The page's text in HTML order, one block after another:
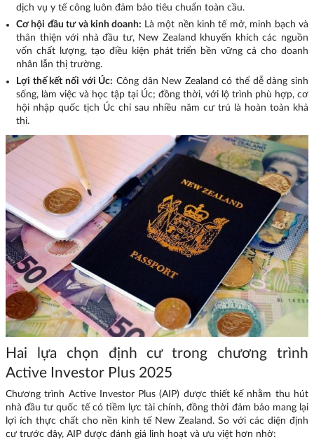
dịch vụ y tế công luôn đảm bảo tiêu chuẩn toàn cầu.
Cơ hội đầu tư và kinh doanh: Là một nền kinh tế mở, minh bạch và
thân thiện với nhà đầu tư, New Zealand khuyến khích các nguồn
vốn chất lượng, tạo điều kiện phát triển bền vững cả cho doanh
nhân lẫn thị trường.
Lợi thế kết nối với Úc: Công dân New Zealand có thể dễ dàng sinh
sống, làm việc và học tập tại Úc; đồng thời, với lộ trình phù hợp, cơ
hội nhập quốc tịch Úc chỉ sau nhiều năm cư trú là hoàn toàn khả
thi.
Hai lựa chọn định cư trong chương trình
Active Investor Plus 2025
Chương trình Active Investor Plus (AIP) được thiết kế nhằm thu hút
nhà đầu tư quốc tế có tiềm lực tài chính, đồng thời đảm bảo mang lại
lợi ích thực chất cho nền kinh tế New Zealand. So với các diện định
cư trước đây, AIP được đánh giá linh hoạt và ưu việt hơn nhờ: